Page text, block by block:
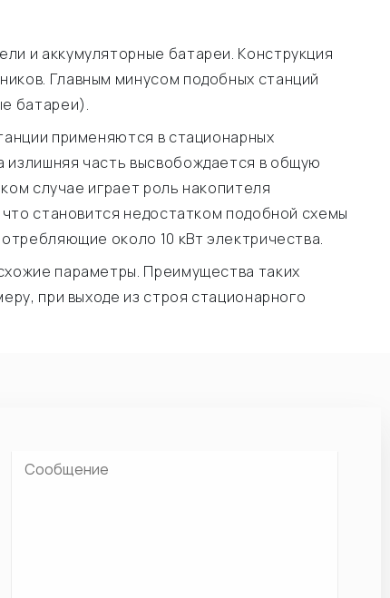
и аккумуляторные батареи. Конструкция
Главным минусом подобных станций
батареи).
применяются в стационарных
излишняя часть высвобождается в общую
случае играет роль накопителя
становится недостатком подобной схемы
около 10 кВт электричества.
параметры. Преимущества таких
при выходе из строя стационарного